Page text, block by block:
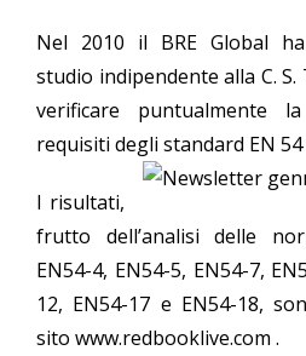
Nel 2010 il BRE Global
studio indipendente alla C.
verificare puntualmente
requisiti degli standard EN
I risultati,
frutto dell’analisi delle
EN54-4, EN54-5, EN54-7,
12, EN54-17 e EN54-18,
sito www.redbooklive.com .